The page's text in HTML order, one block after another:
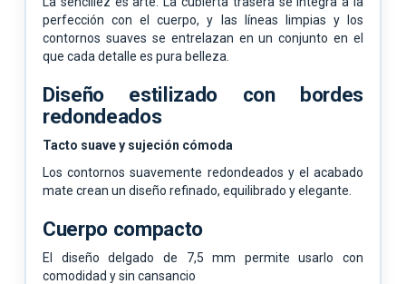
perfección con el cuerpo, y las líneas limpias y los
contornos suaves se entrelazan en un conjunto en el
que cada detalle es pura belleza.
Diseño estilizado con bordes
redondeados
Tacto suave y sujeción cómoda
Los contornos suavemente redondeados y el acabado
mate crean un diseño refinado, equilibrado y elegante.
Cuerpo compacto
El diseño delgado de 7,5 mm permite usarlo con
comodidad y sin cansancio